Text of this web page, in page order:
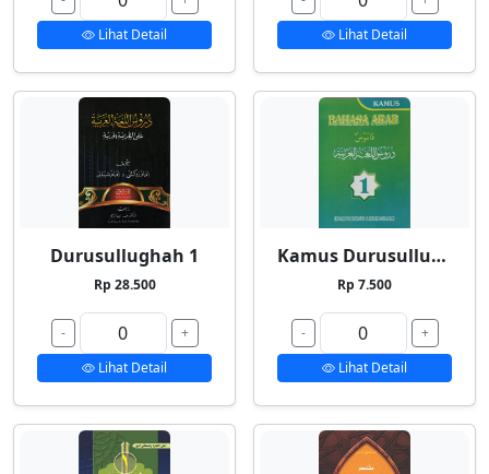
Lihat Detail
Lihat Detail
Durusullughah 1
Rp 28.500
-
+
Lihat Detail
Kamus Durusullughah 1
Rp 7.500
-
+
Lihat Detail